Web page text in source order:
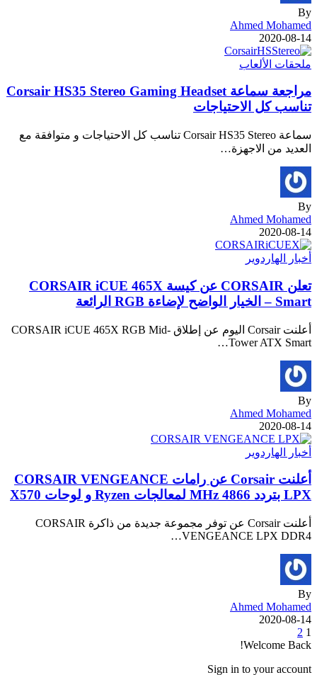
By
Ahmed Mohamed
2020-08-14
ملحقات الألعاب
مراجعة سماعة Corsair HS35 Stereo Gaming Headset
تناسب كل الاحتياجات
سماعة Corsair HS35 Stereo تناسب كل الاحتياجات و متوافقة مع
العديد من الاجهزة…
By
Ahmed Mohamed
2020-08-14
أخبار الهاردوير
تعلن CORSAIR عن كيسة CORSAIR iCUE 465X
Smart – الخيار الواضح لإضاءة RGB الرائعة
أعلنت Corsair اليوم عن إطلاق CORSAIR iCUE 465X RGB Mid-
Tower ATX Smart…
By
Ahmed Mohamed
2020-08-14
أخبار الهاردوير
أعلنت Corsair عن رامات CORSAIR VENGEANCE
LPX بتردد 4866 MHz لمعالجات Ryzen و لوحات X570
أعلنت Corsair عن توفر مجموعة جديدة من ذاكرة CORSAIR
VENGEANCE LPX DDR4…
By
Ahmed Mohamed
2020-08-14
1
2
Welcome Back!
Sign in to your account